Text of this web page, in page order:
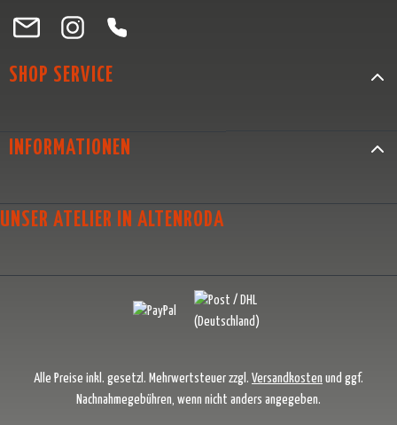
Besuche uns auf Facebook – öffnet in neuem Tab (externer Link)
Schau auf Instagram vorbei – öffnet in neuem Tab (externer Link)
Lass dich auf Pinterest inspirieren – öffnet in neuem Tab
Folge uns auf X – öffnet in neuem Tab (externer Link)
SHOP SERVICE
INFORMATIONEN
UNSER ATELIER IN ALTENRODA
Alle Preise inkl. gesetzl. Mehrwertsteuer zzgl. Versandkosten und ggf.
Nachnahmegebühren, wenn nicht anders angegeben.